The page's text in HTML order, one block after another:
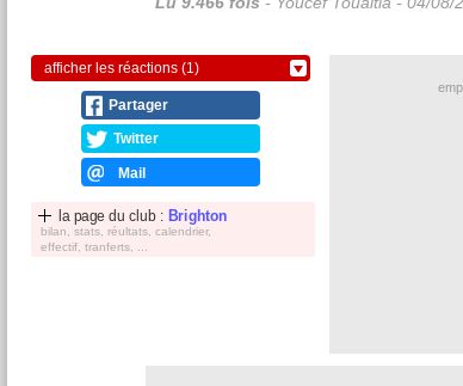
afficher les réactions (1)
Partager
Twitter
Mail
la page du club : Brighton
bilan, stats, réultats, calendrier,
effectif, tranferts, ...